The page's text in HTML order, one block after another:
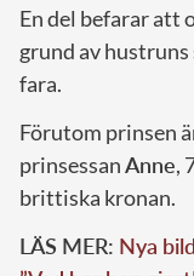
En del befarar att
grund av
fara.
Förutom prinsen
prinsessanAnne,
brittiska kronan.
LÄS MER: Nya